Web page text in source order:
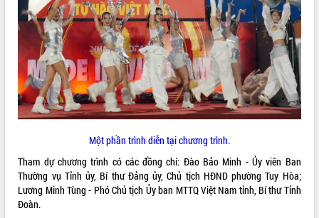
VIDEO
Một phần trình diễn tại chương trình.
Tham dự chương trình có các đồng chí: Đào Bảo Minh - Ủy viên Ban
Thường vụ Tỉnh ủy, Bí thư Đảng ủy, Chủ tịch HĐND phường Tuy Hòa;
Lương Minh Tùng - Phó Chủ tịch Ủy ban MTTQ Việt Nam tỉnh, Bí thư Tỉnh
Đoàn.